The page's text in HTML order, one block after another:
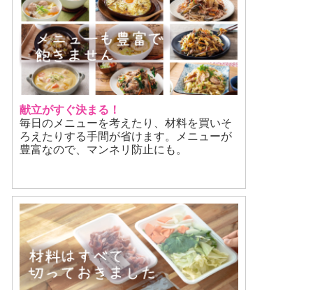
献立がすぐ決まる！
毎日のメニューを考えたり、材料を買いそ
ろえたりする手間が省けます。メニューが
豊富なので、マンネリ防止にも。